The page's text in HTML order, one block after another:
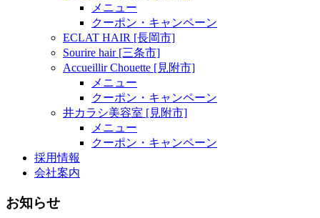
メニュー
クーポン・キャンペーン
ECLAT HAIR [長岡市]
Sourire hair [三条市]
Accueillir Chouette [見附市]
メニュー
クーポン・キャンペーン
井カラシ美容室 [見附市]
メニュー
クーポン・キャンペーン
採用情報
会社案内
お知らせ